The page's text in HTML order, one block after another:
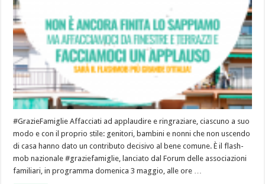
#GrazieFamiglie Affacciati ad applaudire e ringraziare, ciascuno a suo
modo e con il proprio stile: genitori, bambini e nonni che non uscendo
di casa hanno dato un contributo decisivo al bene comune. È il flash-
mob nazionale #graziefamiglie, lanciato dal Forum delle associazioni
familiari, in programma domenica 3 maggio, alle ore …